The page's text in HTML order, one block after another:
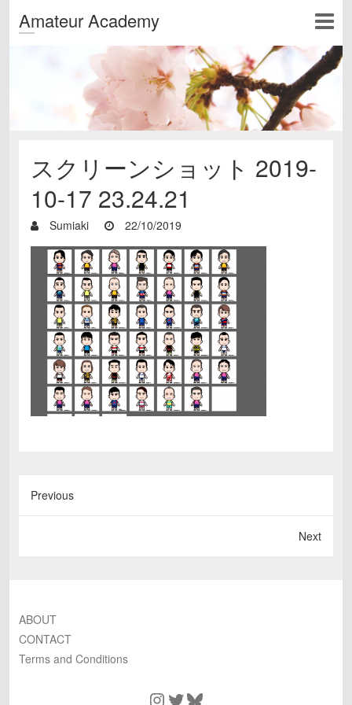
Amateur Academy
スクリーンショット 2019-
10-17 23.24.21
Sumiaki 22/10/2019
Previous
Next
ABOUT
CONTACT
Terms and Conditions
Instagram
TwitterBluesky